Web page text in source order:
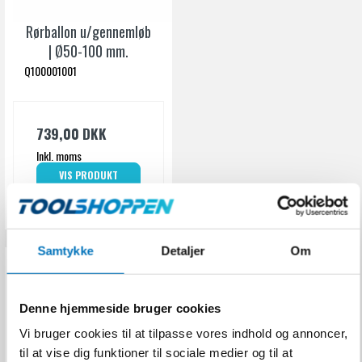
Samtykke Detaljer Om
Denne hjemmeside bruger cookies
Vi bruger cookies til at tilpasse vores indhold og annoncer,
til at vise dig funktioner til sociale medier og til at
Rørballon u/gennemløb
| Ø50-100 mm.
Q100001001
739,00 DKK
Inkl. moms
VIS PRODUKT